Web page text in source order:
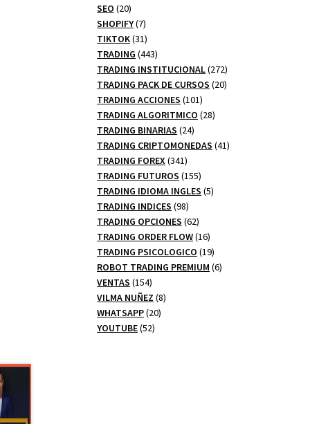
SEO 2020
productos
SHOPIFY 77
productos
TIKTOK 3131
productos
TRADING 443443
productos
TRADING INSTITUCIONAL 272272
productos
TRADING PACK DE CURSOS 2020
TRADING ACCIONES 101101
productos
TRADING ALGORITMICO 2828
TRADING BINARIAS 2424
productos
TRADING CRIPTOMONEDAS 4141
TRADING FOREX 341341
productos
TRADING FUTUROS 155155
productos
TRADING IDIOMA INGLES 55
TRADING INDICES 9898
productos
TRADING OPCIONES 6262
productos
TRADING ORDER FLOW 1616
productos
TRADING PSICOLOGICO 1919
productos
ROBOT TRADING PREMIUM 66
VENTAS 154154
productos
VILMA NUÑEZ 88
WHATSAPP 2020
YOUTUBE 5252